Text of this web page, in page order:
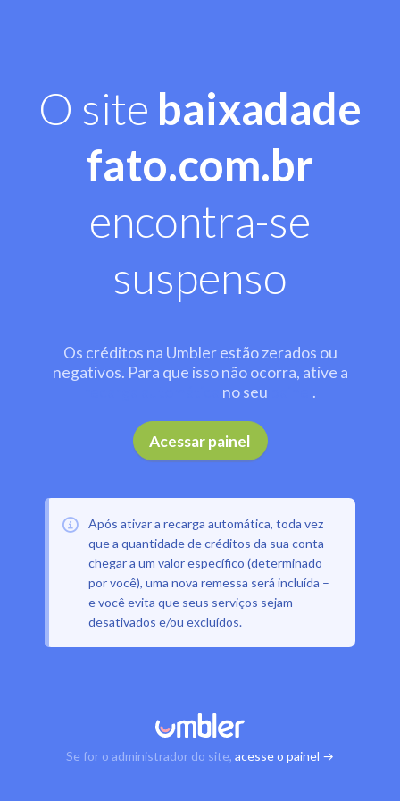
O site baixadade
fato.com.br
encontra-se
suspenso
Os créditos na Umbler estão zerados ou
negativos. Para que isso não ocorra, ative a
no seu .
Acessar painel
Após ativar a recarga automática, toda vez
que a quantidade de créditos da sua conta
chegar a um valor específico (determinado
por você), uma nova remessa será incluída –
e você evita que seus serviços sejam
desativados e/ou excluídos.
Se for o administrador do site, acesse o painel →